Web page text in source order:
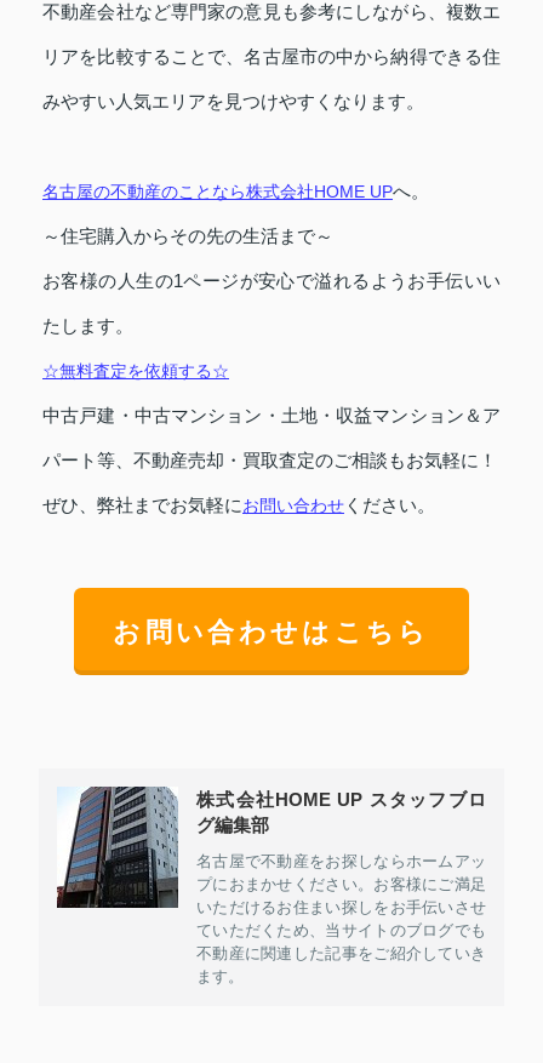
不動産会社など専門家の意見も参考にしながら、複数エ
リアを比較することで、名古屋市の中から納得できる住
みやすい人気エリアを見つけやすくなります。
名古屋の不動産のことなら株式会社HOME UPへ。
～住宅購入からその先の生活まで～
お客様の人生の1ページが安心で溢れるようお手伝いい
たします。
☆無料査定を依頼する☆
中古戸建・中古マンション・土地・収益マンション＆ア
パート等、不動産売却・買取査定のご相談もお気軽に！
ぜひ、弊社までお気軽にお問い合わせ ください。
お問い合わせはこちら
株式会社HOME UP スタッフブロ
グ編集部
名古屋で不動産をお探しならホームアッ
プにおまかせください。お客様にご満足
いただけるお住まい探しをお手伝いさせ
ていただくため、当サイトのブログでも
不動産に関連した記事をご紹介していき
ます。